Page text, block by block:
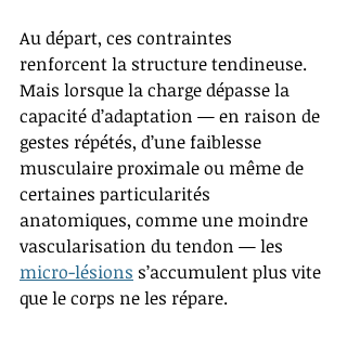
Au départ, ces contraintes
renforcent la structure tendineuse.
Mais lorsque la charge dépasse la
capacité d’adaptation — en raison de
gestes répétés, d’une faiblesse
musculaire proximale ou même de
certaines particularités
anatomiques, comme une moindre
vascularisation du tendon — les
micro-lésions s’accumulent plus vite
que le corps ne les répare.